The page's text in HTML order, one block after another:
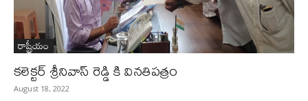
రాష్ట్రీయం
కలెక్టర్ శ్రీనివాస్ రెడ్డి కి వినతిపత్రం
August 18, 2022